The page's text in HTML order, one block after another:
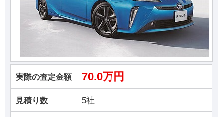
実際の査定金額 70.0万円
見積り数 5社